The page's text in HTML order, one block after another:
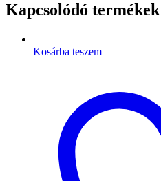
Kapcsolódó termékek
Kosárba teszem